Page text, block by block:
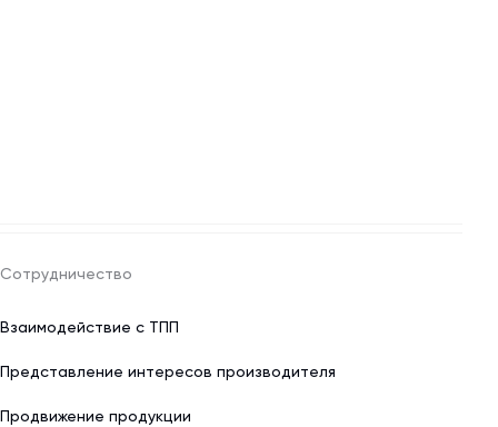
Сотрудничество
Взаимодействие с ТПП
Представление интересов производителя
Продвижение продукции